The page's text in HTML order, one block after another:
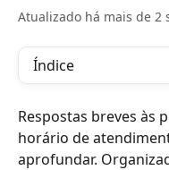
Atualizado há mais de 2
Índice
Respostas breves às
horário de
aprofundar.